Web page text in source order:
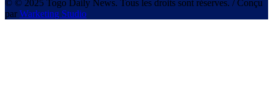
© © 2025 Togo Daily News. Tous les droits sont réserves. / Conçu
par Warketing Studio